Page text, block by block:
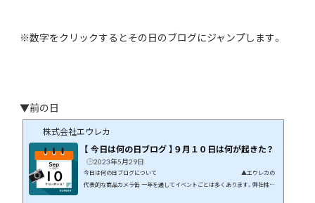
※数字をクリックするとその日のブログにジャンプします。
▼前の日
株式会社エウレカ
【 今日は何の日ブログ 】９月１０日は何が起きた？
2023年5月29日
今日は何の日ブログについて ▲エウレカの
代表的な商品カメラ缶 一年を通してイベントごとは多くあります。弊社株式